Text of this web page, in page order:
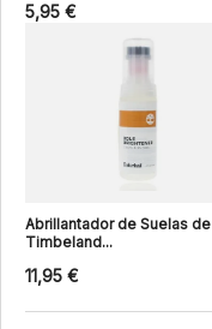
5,95 €
Abrillantador de Suelas de
Timbeland...
11,95 €